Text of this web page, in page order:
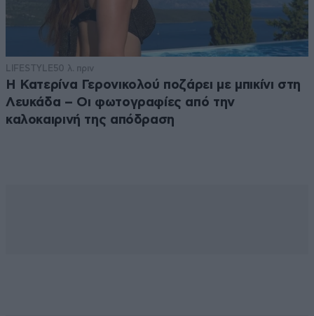
LIFESTYLE50 λ. πριν
Η Κατερίνα Γερονικολού ποζάρει με μπικίνι στη
Λευκάδα – Οι φωτογραφίες από την
καλοκαιρινή της απόδραση